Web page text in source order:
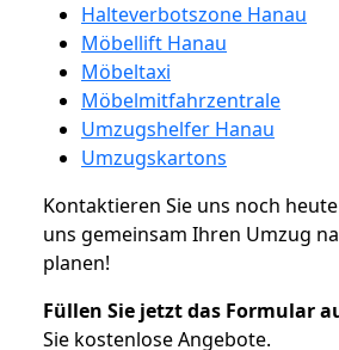
Halteverbotszone Hanau
Möbellift Hanau
Möbeltaxi
Möbelmitfahrzentrale
Umzugshelfer Hanau
Umzugskartons
Kontaktieren Sie uns noch
uns gemeinsam Ihren Umzug
planen!
Füllen Sie jetzt das Formular
Sie kostenlose Angebote.